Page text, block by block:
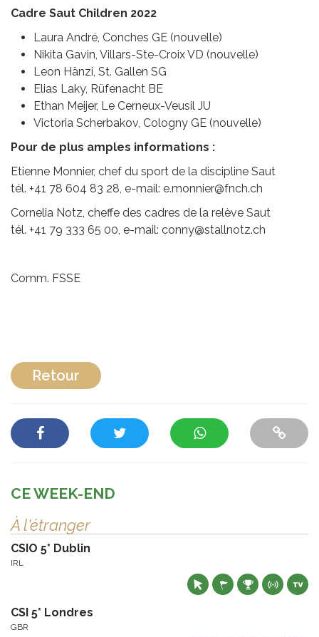
Cadre Saut Children 2022
Laura André, Conches GE (nouvelle)
Nikita Gavin, Villars-Ste-Croix VD (nouvelle)
Leon Hänzi, St. Gallen SG
Elias Laky, Rüfenacht BE
Ethan Meijer, Le Cerneux-Veusil JU
Victoria Scherbakov, Cologny GE (nouvelle)
Pour de plus amples informations :
Etienne Monnier, chef du sport de la discipline Saut
tél. +41 78 604 83 28, e-mail: e.monnier@fnch.ch
Cornelia Notz, cheffe des cadres de la relève Saut
tél. +41 79 333 65 00, e-mail: conny@stallnotz.ch
Comm. FSSE
Retour
CE WEEK-END
À l'étranger
CSIO 5* Dublin
IRL
CSI 5* Londres
GBR